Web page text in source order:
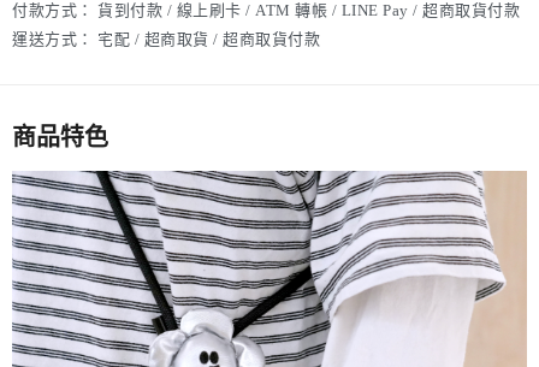
付款方式：
貨到付款 / 線上刷卡 / ATM 轉帳 / LINE Pay / 超商取貨付款
運送方式：
宅配 / 超商取貨 / 超商取貨付款
商品特色